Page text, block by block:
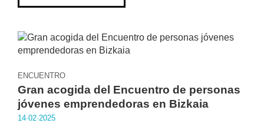
ENCUENTRO
Gran acogida del Encuentro de personas
jóvenes emprendedoras en Bizkaia
14·02·2025